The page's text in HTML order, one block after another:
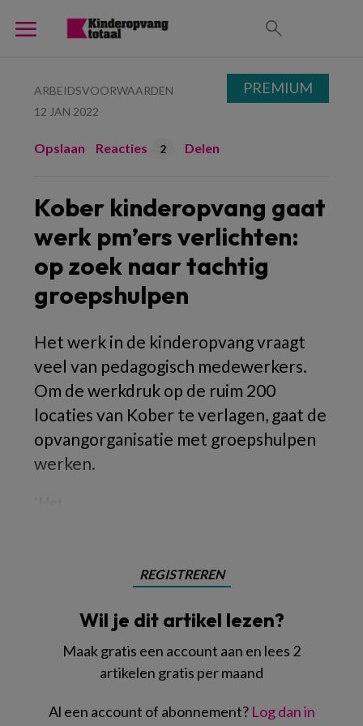
ARBEIDSVOORWAARDEN
12 JAN 2022
Opslaan Reacties 2 Delen
Kober kinderopvang gaat
werk pm’ers verlichten:
op zoek naar tachtig
groepshulpen
Het werk in de kinderopvang vraagt
veel van pedagogisch medewerkers.
Om de werkdruk op de ruim 200
locaties van Kober te verlagen, gaat de
opvangorganisatie met groepshulpen
werken.
REGISTREREN
Wil je dit artikel lezen?
Maak gratis een account aan en lees 2
artikelen gratis per maand
Al een account of abonnement? Log dan in
PREMIUM